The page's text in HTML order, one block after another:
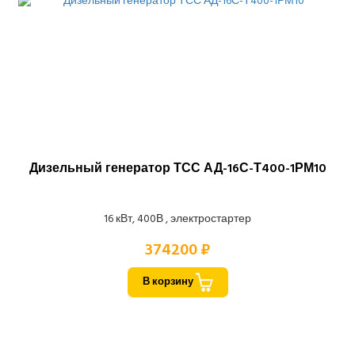
Дизельный генератор ТСС АД-16С-Т400-1РМ10
16 кВт, 400В , электростартер
374200 ₽
В корзину